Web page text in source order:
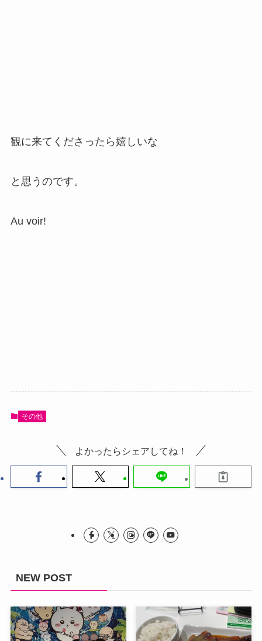
観に来てくださったら嬉しいな
と思うのです。
Au voir!
その他
よかったらシェアしてね！
NEW POST